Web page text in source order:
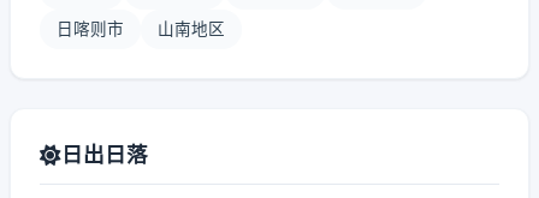
日喀则市 山南地区
日出日落